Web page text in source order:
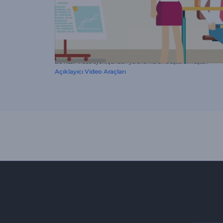
Bu hazır video ayarı, şundan yararlanılarak oluşturulmuştur:
Açıklayıcı Video Araçları